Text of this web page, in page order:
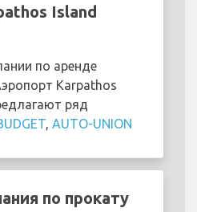
Island
по аренде
Karpathos
ряд
, AUTO-UNION
по прокату